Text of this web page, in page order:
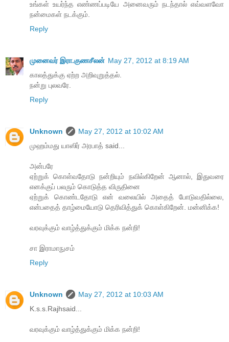
உங்கள் உயர்ந்த எண்ணப்படியே அனைவரும் நடந்தால் எவ்வளவோ
நன்மைகள் நடக்கும்.
Reply
முனைவர் இரா.குணசீலன் May 27, 2012 at 8:19 AM
காலத்துக்கு ஏற்ற அறிவுறுத்தல்.
நன்று புலவரே.
Reply
Unknown
May 27, 2012 at 10:02 AM
முஹம்மது யாஸிர் அரபாத் said...
அன்பரே
ஏற்றுக் கொள்வதோடு நன்றியும் நவில்கிறேன் ஆனால், இதுவரை
எனக்குப் பலரும் கொடுத்த விருதினை
ஏற்றுக் கொண்டதோடு என் வலையில் அதைத் போடுவதில்லை,
என்பதைத் தாழ்மையோடு தெரிவித்துக் கொள்கிறேன். மன்னிக்க!
வரவுக்கும் வாழ்த்துக்கும் மிக்க நன்றி!
சா இராமாநுசம்
Reply
Unknown
May 27, 2012 at 10:03 AM
K.s.s.Rajhsaid...
வரவுக்கும் வாழ்த்துக்கும் மிக்க நன்றி!